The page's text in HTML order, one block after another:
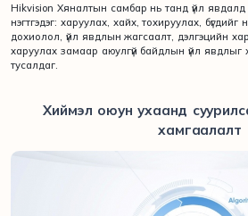
Hikvision Хяналтын самбар нь танд үйл явдалд
нэгтгэдэг: харуулах, хайх, тохируулах, бүгдийг
дохиолол, үйл явдлын жагсаалт, дэлгэцийн
харуулах замаар аюулгүй байдлын үйл
тусалдаг.
Хиймэл оюун ухаанд
хамгаалалт